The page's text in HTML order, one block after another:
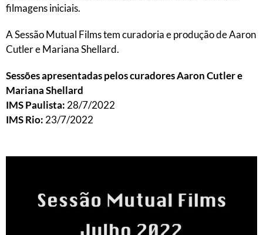
filmagens iniciais.
A Sessão Mutual Films tem curadoria e produção de Aaron
Cutler e Mariana Shellard.
Sessões apresentadas pelos curadores Aaron Cutler e
Mariana Shellard
IMS Paulista: 28/7/2022
IMS Rio: 23/7/2022